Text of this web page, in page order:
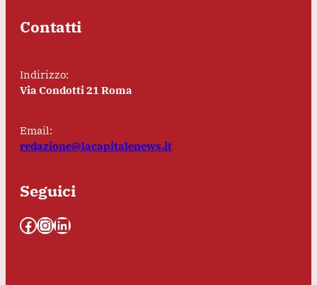
Contatti
Indirizzo:
Via Condotti 21 Roma
Email:
redazione@lacapitalenews.it
Seguici
Facebook InstagramLinkedIn